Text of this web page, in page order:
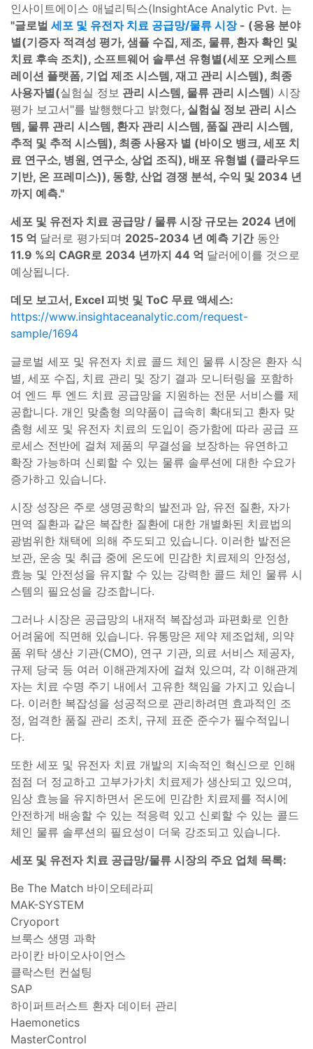
인사이트에이스 애널리틱스(InsightAce Analytic Pvt. 는
"글로벌 세포 및 유전자 치료 공급망/물류 시장- (응용 분야
별(기증자 적격성 평가, 샘플 수집, 제조, 물류, 환자 확인 및
치료 후속 조치), 소프트웨어 솔루션 유형별(세포 오케스트
레이션 플랫폼, 기업 제조 시스템, 재고 관리 시스템), 최종
사용자별(실험실 정보 관리 시스템, 물류 관리 시스템) 시장
평가 보고서"를 발행했다고 밝혔다, 실험실 정보 관리 시스
템, 물류 관리 시스템, 환자 관리 시스템, 품질 관리 시스템,
추적 및 추적 시스템), 최종 사용자 별 (바이오 뱅크, 세포 치
료 연구소, 병원, 연구소, 상업 조직), 배포 유형별 (클라우드
기반, 온 프레미스)), 동향, 산업 경쟁 분석, 수익 및 2034 년
까지 예측."
세포 및 유전자 치료 공급망 / 물류 시장 규모는 2024 년에
15 억 달러로 평가되며 2025-2034 년 예측 기간동안
11.9 %의 CAGR로 2034 년까지 44 억 달러에이를 것으로
예상됩니다.
데모 보고서, Excel 피벗 및 ToC 무료 액세스:
https://www.insightaceanalytic.com/request-
sample/1694
글로벌 세포 및 유전자 치료 콜드 체인 물류 시장은 환자 식
별, 세포 수집, 치료 관리 및 장기 결과 모니터링을 포함하
여 엔드 투 엔드 치료 공급망을 지원하는 전문 서비스를 제
공합니다. 개인 맞춤형 의약품이 급속히 확대되고 환자 맞
춤형 세포 및 유전자 치료의 도입이 증가함에 따라 공급 프
로세스 전반에 걸쳐 제품의 무결성을 보장하는 유연하고
확장 가능하며 신뢰할 수 있는 물류 솔루션에 대한 수요가
증가하고 있습니다.
시장 성장은 주로 생명공학의 발전과 암, 유전 질환, 자가
면역 질환과 같은 복잡한 질환에 대한 개별화된 치료법의
광범위한 채택에 의해 주도되고 있습니다. 이러한 발전은
보관, 운송 및 취급 중에 온도에 민감한 치료제의 안정성,
효능 및 안전성을 유지할 수 있는 강력한 콜드 체인 물류 시
스템의 필요성을 강조합니다.
그러나 시장은 공급망의 내재적 복잡성과 파편화로 인한
어려움에 직면해 있습니다. 유통망은 제약 제조업체, 의약
품 위탁 생산 기관(CMO), 연구 기관, 의료 서비스 제공자,
규제 당국 등 여러 이해관계자에 걸쳐 있으며, 각 이해관계
자는 치료 수명 주기 내에서 고유한 책임을 가지고 있습니
다. 이러한 복잡성을 성공적으로 관리하려면 효과적인 조
정, 엄격한 품질 관리 조치, 규제 표준 준수가 필수적입니
다.
또한 세포 및 유전자 치료 개발의 지속적인 혁신으로 인해
점점 더 정교하고 고부가가치 치료제가 생산되고 있으며,
임상 효능을 유지하면서 온도에 민감한 치료제를 적시에
안전하게 배송할 수 있는 적응력 있고 신뢰할 수 있는 콜드
체인 물류 솔루션의 필요성이 더욱 강조되고 있습니다.
세포 및 유전자 치료 공급망/물류 시장의 주요 업체 목록:
Be The Match 바이오테라피
MAK-SYSTEM
Cryoport
브룩스 생명 과학
라이칸 바이오사이언스
클락스턴 컨설팅
SAP
하이퍼트러스트 환자 데이터 관리
Haemonetics
MasterControl